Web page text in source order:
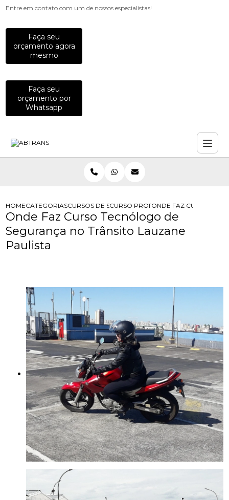
Entre em contato com um de nossos especialistas!
Faça seu
orçamento agora
mesmo
Faça seu
orçamento por
Whatsapp
HOMECATEGORIASCURSOS DE SEGURANCA NO TRANSITO
CURSO PROFISSIONALIZANTE DE
ONDE FAZ CURSO
Onde Faz Curso Tecnólogo de
Segurança no Trânsito Lauzane
Paulista